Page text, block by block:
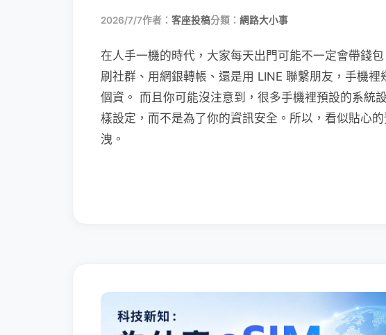
2026/7/7作者： 客座投稿分類： 網路大小事
在人手一機的時代，大家每天出門可能不一定會帶錢
刷社群、用網銀轉帳、還是用 LINE 聯繫朋友，手機
個資。 而且你可能沒注意到，很多手機裡預設的系統
樣設定，而不是為了你的資訊安全。所以，看似貼心
洩。